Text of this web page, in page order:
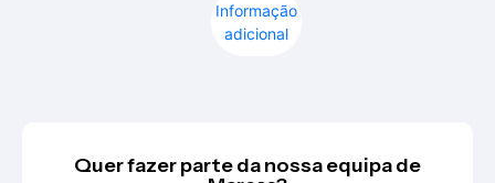
Informação
adicional
Quer fazer parte da nossa equipa de